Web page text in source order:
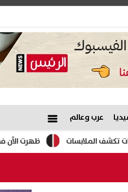
عرب وعالم
ظهرت الآن في جميع